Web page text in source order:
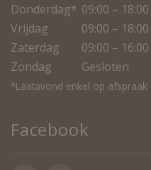
Donderdag* 09:00 – 18:00
Vrijdag
09:00 – 18:00
Zaterdag
09:00 – 16:00
Zondag
Gesloten
*Laatavond enkel op afspraak
Facebook